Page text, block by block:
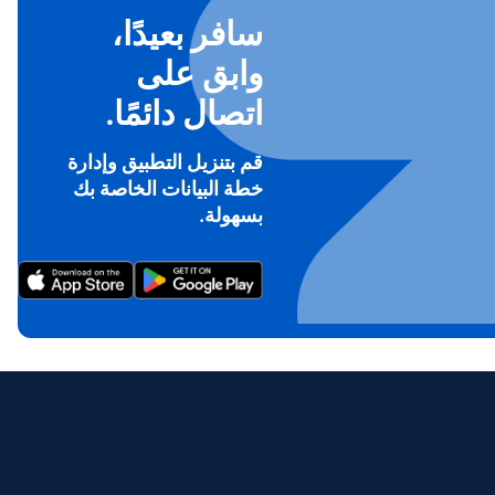
To
in
سافر بعيدًا،
وابق على
اتصال دائمًا.
قم بتنزيل التطبيق وإدارة
خطة البيانات الخاصة بك
بسهولة.